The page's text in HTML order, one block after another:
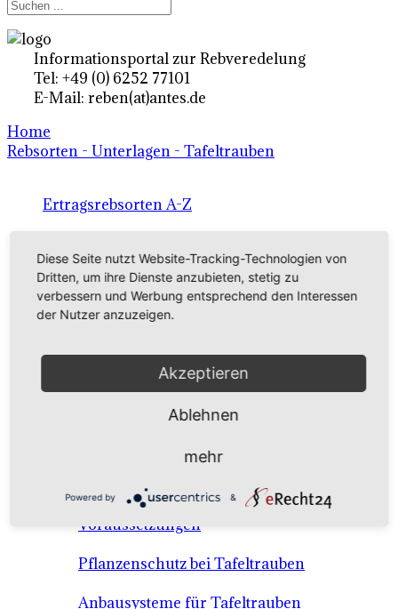
Informationsportal zur Rebveredelung
Tel: +49 (0) 6252 77101
E-Mail: reben(at)antes.de
Home
Rebsorten - Unterlagen - Tafeltrauben
Ertragsrebsorten A-Z
Rebsorten international
externe Links
Tafeltraubensorten
Anbausysteme & Recht
Tafeltrauben A-Z Sortenbeschreibungen
Tafeltraubenanbau - rechtliche
Voraussetzungen
Pflanzenschutz bei Tafeltrauben
Anbausysteme für Tafeltrauben
Diese Seite nutzt Website-Tracking-Technologien von
Dritten, um ihre Dienste anzubieten, stetig zu
verbessern und Werbung entsprechend den Interessen
der Nutzer anzuzeigen.
Akzeptieren
Ablehnen
mehr
Powered by &